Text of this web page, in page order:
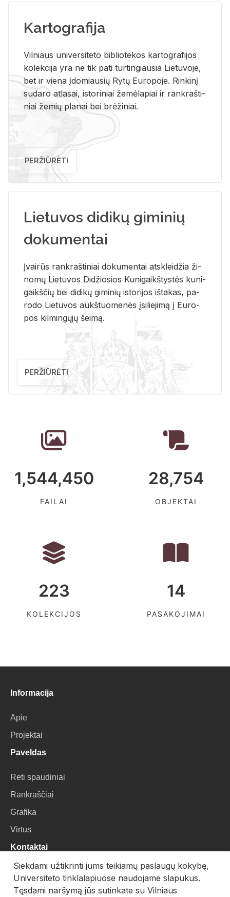
Kartografija
Vil­niaus uni­ver­si­te­to bi­b­lio­te­kos kar­to­gra­fi­jos
ko­lek­ci­ja yra ne tik pati tur­tin­giau­sia Lie­tu­vo­je,
bet ir vie­na įdo­miau­sių Rytų Eu­ro­po­je. Rin­ki­nį
su­da­ro at­la­sai, is­to­ri­niai že­mė­la­piai ir rank­raš­ti­
niai že­mių pla­nai bei brė­ži­niai.
PERŽIŪRĖTI
Lietuvos didikų giminių
dokumentai
Įvai­rūs rank­raš­ti­niai do­ku­men­tai at­sklei­džia ži­
no­mų Lie­tu­vos Di­džio­sios Ku­ni­gaikš­tys­tės ku­ni­
gaikš­čių bei di­di­kų gi­mi­nių is­to­ri­jos iš­ta­kas, pa­
ro­do Lie­tu­vos aukš­tuo­me­nės įsi­lie­ji­mą į Eu­ro­
pos kil­min­gų­jų šei­mą.
PERŽIŪRĖTI
1,544,450
FAILAI
28,754
OBJEKTAI
223
KOLEKCIJOS
14
PASAKOJIMAI
Informacija
Apie
Projektai
Paveldas
Reti spaudiniai
Rankraščiai
Grafika
Virtus
Kontaktai
VU Biblioteka
Universiteto g. 3, LT-01122, Vilnius
Siekdami užtikrinti jums teikiamų paslaugų kokybę,
Universiteto tinklalapiuose naudojame slapukus.
Tęsdami naršymą jūs sutinkate su Vilniaus